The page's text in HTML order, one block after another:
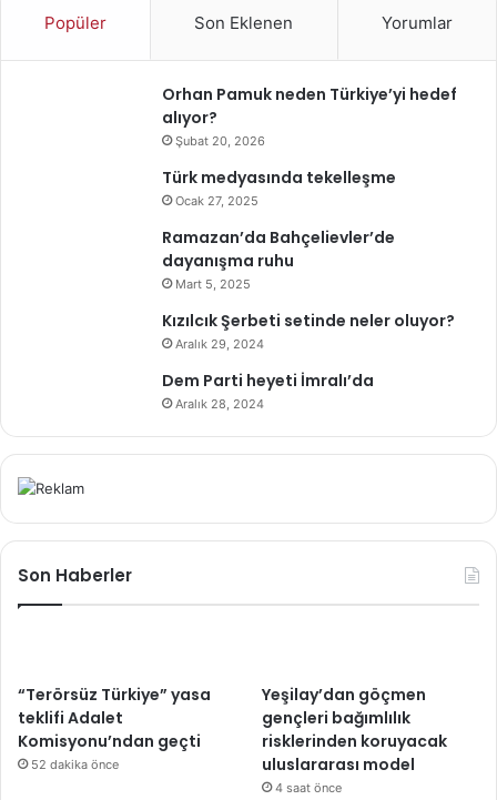
Popüler Son Eklenen Yorumlar
Orhan Pamuk neden Türkiye’yi hedef
alıyor?
Şubat 20, 2026
Türk medyasında tekelleşme
Ocak 27, 2025
Ramazan’da Bahçelievler’de
dayanışma ruhu
Mart 5, 2025
Kızılcık Şerbeti setinde neler oluyor?
Aralık 29, 2024
Dem Parti heyeti İmralı’da
Aralık 28, 2024
Son Haberler
“Terörsüz Türkiye” yasa
teklifi Adalet
Komisyonu’ndan geçti
52 dakika önce
Yeşilay’dan göçmen
gençleri bağımlılık
risklerinden koruyacak
uluslararası model
4 saat önce